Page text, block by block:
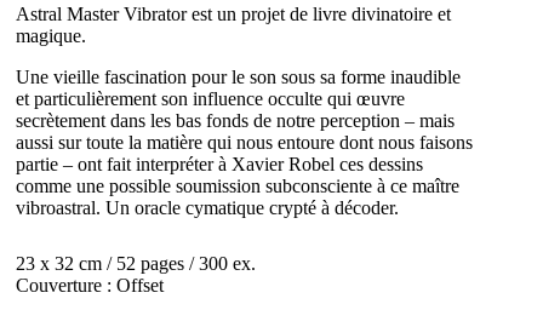
Astral Master Vibrator est un projet de livre divinatoire et
magique.
Une vieille fascination pour le son sous sa forme inaudible
et particulièrement son influence occulte qui œuvre
secrètement dans les bas fonds de notre perception – mais
aussi sur toute la matière qui nous entoure dont nous faisons
partie – ont fait interpréter à Xavier Robel ces dessins
comme une possible soumission subconsciente à ce maître
vibroastral. Un oracle cymatique crypté à décoder.
23 x 32 cm / 52 pages / 300 ex.
Couverture : Offset